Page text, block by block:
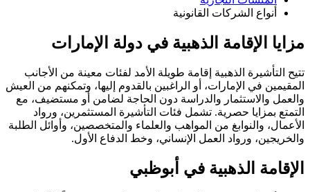
الشركات القانونية
الإقامة الذهبية في دولة الإمارات
الذهبية إقامة طويلة الأمد لفئات معينة من الأجانب
في الإمارات، أو الراغبين بالقدوم إليها، وتمكنهم من العيش
والاستثمار والدراسة دون الحاجة لضامن أو مستضيف، مع
حصرية. تشمل فئات التأشيرة المستثمرين، ورواد
والنوابغ من المواهب والعلماء والمتخصصين، وأوائل الطلبة
ورواد العمل الإنساني، وخط الدفاع الأول.
الذهبية في أبوظبي